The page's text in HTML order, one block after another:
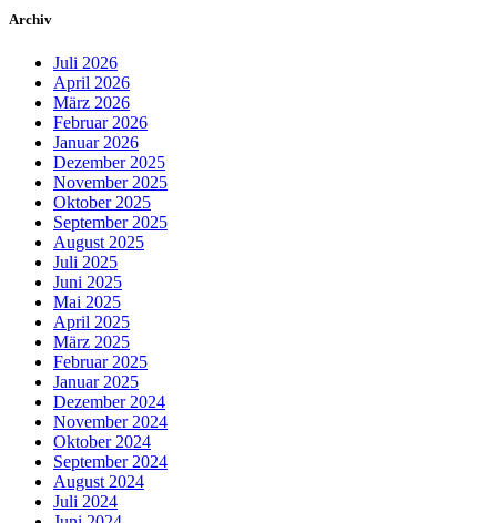
Archiv
Juli 2026
April 2026
März 2026
Februar 2026
Januar 2026
Dezember 2025
November 2025
Oktober 2025
September 2025
August 2025
Juli 2025
Juni 2025
Mai 2025
April 2025
März 2025
Februar 2025
Januar 2025
Dezember 2024
November 2024
Oktober 2024
September 2024
August 2024
Juli 2024